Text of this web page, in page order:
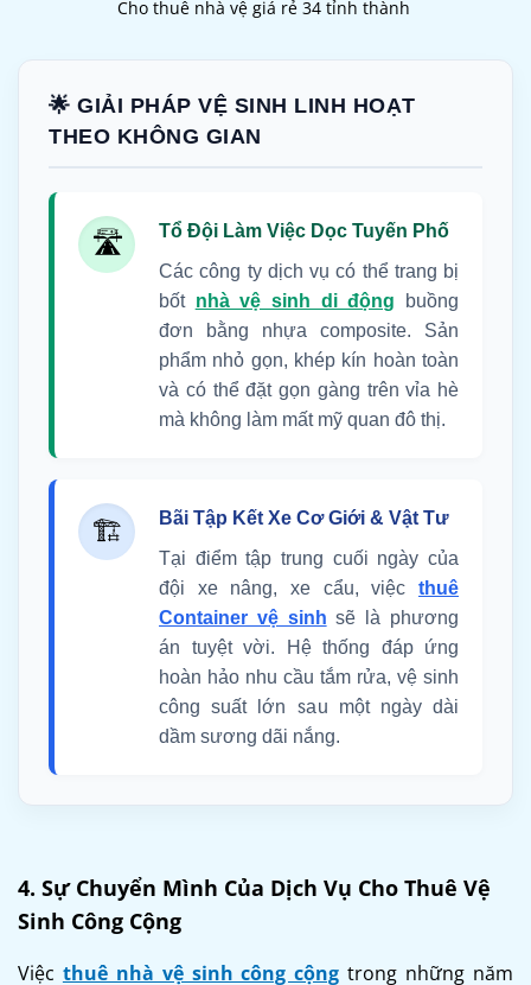
Cho thuê nhà vệ giá rẻ 34 tỉnh thành
🌟 GIẢI PHÁP VỆ SINH LINH HOẠT
THEO KHÔNG GIAN
🛣️
Tổ Đội Làm Việc Dọc Tuyến Phố
Các công ty dịch vụ có thể trang bị
bốt nhà vệ sinh di động buồng
đơn bằng nhựa composite. Sản
phẩm nhỏ gọn, khép kín hoàn toàn
và có thể đặt gọn gàng trên vỉa hè
mà không làm mất mỹ quan đô thị.
🏗️
Bãi Tập Kết Xe Cơ Giới & Vật Tư
Tại điểm tập trung cuối ngày của
đội xe nâng, xe cẩu, việc thuê
Container vệ sinh sẽ là phương
án tuyệt vời. Hệ thống đáp ứng
hoàn hảo nhu cầu tắm rửa, vệ sinh
công suất lớn sau một ngày dài
dầm sương dãi nắng.
4. Sự Chuyển Mình Của Dịch Vụ Cho Thuê Vệ
Sinh Công Cộng
Việc thuê nhà vệ sinh công cộng trong những năm